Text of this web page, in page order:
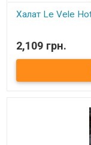
Халат Le Vele
Халат Le Vele
хлопок. Цвет:
2,109 грн.